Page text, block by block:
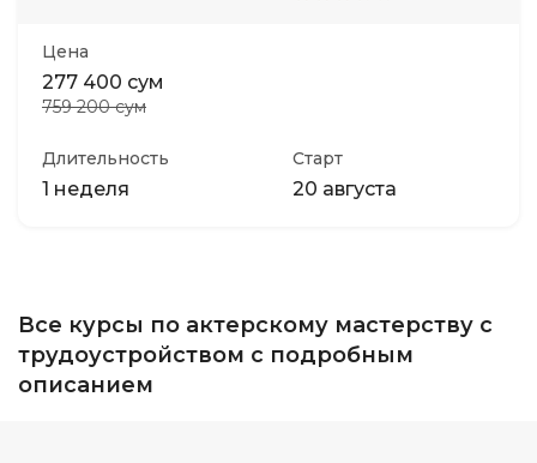
Цена
277 400 сум
759 200 сум
Длительность
1 неделя
Старт
20 августа
Все курсы по актерскому мастерству с
трудоустройством с подробным
описанием